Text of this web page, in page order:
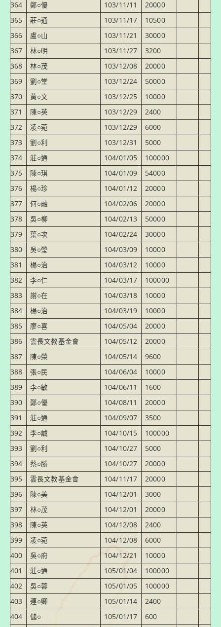
364
鄭○優 103/11/11
20000
365
莊○通 103/11/17
10500
366
盧○山 103/11/21
30000
367
林○明 103/11/27
3200
368
林○茂 103/12/08
20000
369
劉○堂 103/12/24
50000
370
黃○文 103/12/25
10000
371
陳○英 103/12/29
2400
372
凌○菀 103/12/29
6000
373
劉○利 103/12/31
5000
374
莊○通 104/01/05
100000
375
陳○琪 104/01/09
54000
376
楊○珍 104/01/12
20000
377
何○融 104/02/06
20000
378
吳○柳 104/02/13
50000
379
葉○次 104/02/24
30000
380
吳○瑩 104/03/09
10000
381
楊○治 104/03/12
10000
382
李○仁 104/03/17
100000
383
謝○在 104/03/18
10000
384
楊○治 104/03/19
10000
385
廖○喜 104/05/04
20000
386
雲長文教基金會 104/05/12
20000
387
陳○榮 104/05/14
9600
388
張○民 104/06/04
10000
389
李○敏 104/06/11
1600
390
鄭○優 104/08/11
20000
391
莊○通 104/09/07
3500
392
李○誠 104/10/15
100000
393
劉○利 104/10/27
5000
394
蔡○勝 104/10/27
20000
395
雲長文教基金會 104/11/17
20000
396
陳○美 104/12/01
3000
397
林○茂 104/12/01
20000
398
陳○英 104/12/08
2400
399
凌○菀 104/12/08
6000
400
吳○府 104/12/21
10000
401
莊○通 105/01/04
100000
402
吳○蓉 105/01/05
100000
403
連○卿 105/01/14
2400
404
儲○ 105/01/17
600